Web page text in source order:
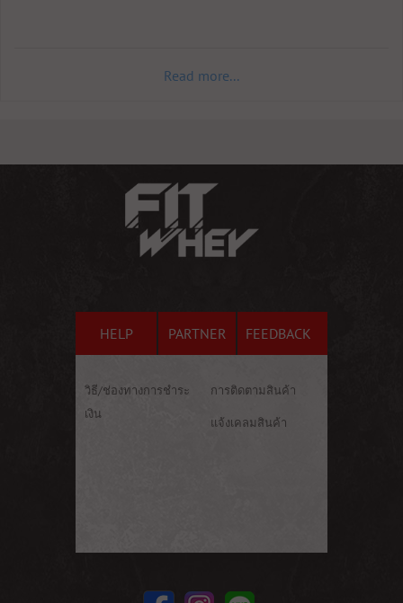
Read more...
HELP PARTNER FEEDBACK
วิธี/ช่องทางการชำระ
เงิน
การติดตามสินค้า
แจ้งเคลมสินค้า